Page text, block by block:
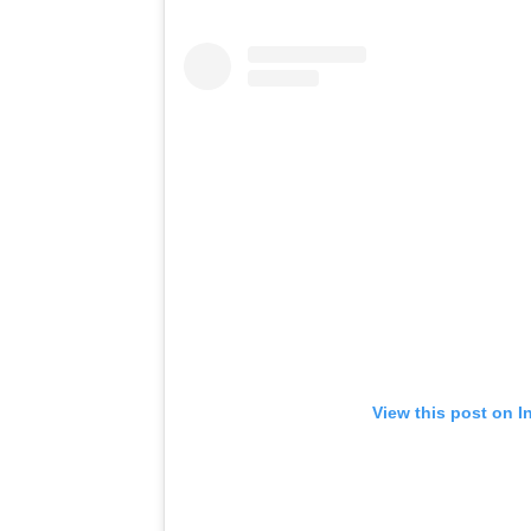
View this post on